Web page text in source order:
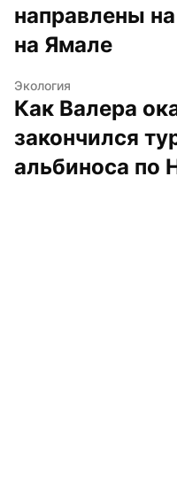
направлены
на Ямале
Экология
Как Валера
закончился
альбиноса по